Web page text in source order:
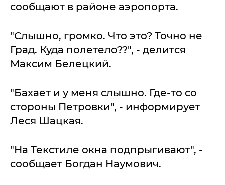
сообщают в районе аэропорта.
"Слышно, громко. Что это? Точно не
Град. Куда полетело??", - делится
Максим Белецкий.
"Бахает и у меня слышно. Где-то со
стороны Петровки", - информирует
Леся Шацкая.
"На Текстиле окна подпрыгивают", -
сообщает Богдан Наумович.